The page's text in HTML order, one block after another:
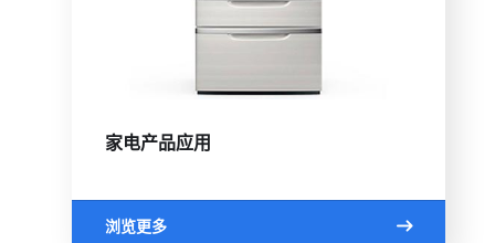
家电产品应用
浏览更多